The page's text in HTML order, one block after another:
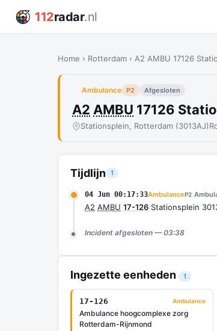
112radar.nl
Home › Rotterdam › A2 AMBU 17126
Ambulance P2 Afgesloten
A2 AMBU 17126
Stationsplein, Rotterdam (3013AJ)
Tijdlijn 1
04 Jun 00:17:33AmbulanceP2
A2 AMBU 17-126 Stationsplein
Incident afgesloten — 03:38
Ingezette eenheden 1
17-126 Ambulance
Ambulance hoogcomplexe zorg
Rotterdam-Rijnmond